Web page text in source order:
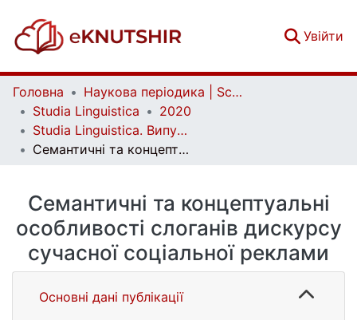
Увійти
Головна
Наукова періодика | Scientific periodicals
Studia Linguistica
2020
Studia Linguistica. Випуск 17
Семантичні та концептуальні особливості слоганів дискурсу сучасної соціальної реклами
Семантичні та концептуальні
особливості слоганів дискурсу
сучасної соціальної реклами
Основні дані публікації